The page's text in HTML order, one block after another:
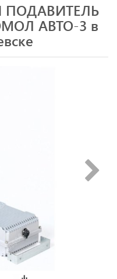
АВТО-3 в